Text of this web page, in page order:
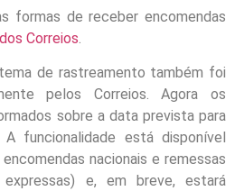
formas de receber encomendas
dos Correios
de rastreamento também foi
pelos Correios. Agora os
sobre a data prevista para
funcionalidade está disponível
nacionais e remessas
e, em breve, estará